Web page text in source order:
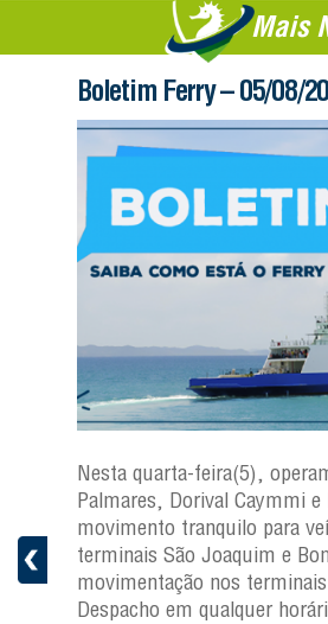
Mais
a
Boletim Ferry – 05/08/
Nesta quarta-feira(5),
Palmares, Dorival Caymmi
movimento tranquilo para
terminais São Joaquim e
movimentação nos
Despacho em qualquer